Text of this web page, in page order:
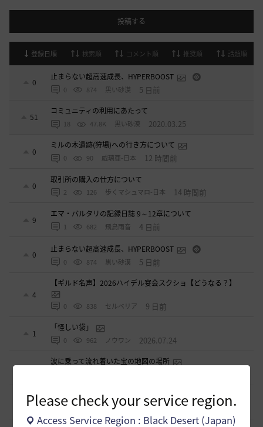
Please check your service region.
Access Service Region : Black Desert (Japan)
投稿する
登録日順 検索順 コメント順 推奨順 話題順
0
止まらない超高速成長、HYPERBOOST
0 874 黒い砂漠 5 日前
51
コミュニティの利用にあたって
18 47.8K 黒い砂漠 2020.03.25
0
ミルの木遺跡(狩場)への行き方について
0 90 威璃亜-日本 12 時間前
0
取引所の購入の仕方について
2 126 歩くマシュマロ-日本 14 時間前
9
エマ・バルタリの記録日誌 9～12章について
1 682 飛鳥雨音 4 日前
0
止まらない超高速成長、HYPERBOOST
0 874 黒い砂漠 5 日前
4
【ギルド名声】2026ハイデル宴会スクショ【どうなる？】
0 838 セルベリア 9 日前
1
「怪しい袋」
0 962 ノウワン 2026.07.24
2
波に乗って流れ着いた宝の地図の場所
1
週間イベントについて
1 767 マサ 2026.07.24